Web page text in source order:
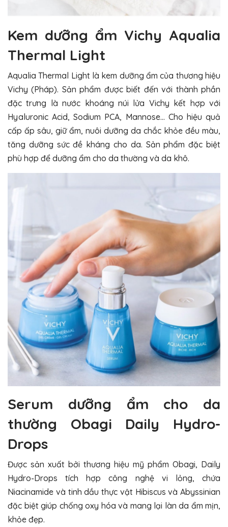
Kem dưỡng ẩm Vichy Aqualia
Thermal Light
Aqualia Thermal Light là kem dưỡng ẩm của thương hiệu
Vichy (Pháp). Sản phẩm được biết đến với thành phần
đặc trưng là nước khoáng núi lửa Vichy kết hợp với
Hyaluronic Acid, Sodium PCA, Mannose… Cho hiệu quả
cấp ấp sâu, giữ ẩm, nuôi dưỡng da chắc khỏe đều màu,
tăng dưỡng sức đề kháng cho da. Sản phẩm đặc biệt
phù hợp để dưỡng ẩm cho da thường và da khô.
Serum dưỡng ẩm cho da
thường Obagi Daily Hydro-
Drops
Được sản xuất bởi thương hiệu mỹ phẩm Obagi, Daily
Hydro-Drops tích hợp công nghệ vi lỏng, chứa
Niacinamide và tinh dầu thực vật Hibiscus và Abyssinian
đặc biệt giúp chống oxy hóa và mang lại làn da ẩm mịn,
khỏe đẹp.